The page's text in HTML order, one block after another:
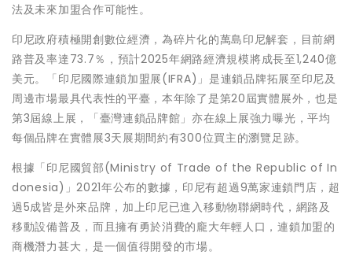
法及未來加盟合作可能性。
印尼政府積極開創數位經濟，為碎片化的萬島印尼解套，目前網
路普及率達73.7％，預計2025年網路經濟規模將成長至1,240億
美元。「印尼國際連鎖加盟展(IFRA)」是連鎖品牌拓展至印尼及
周邊市場最具代表性的平臺，本年除了是第20屆實體展外，也是
第3屆線上展，「臺灣連鎖品牌館」亦在線上展強力曝光，平均
每個品牌在實體展3天展期間約有300位買主的瀏覽足跡。
根據「印尼國貿部(Ministry of Trade of the Republic of In
donesia)」2021年公布的數據，印尼有超過9萬家連鎖門店，超
過5成皆是外來品牌，加上印尼已進入移動物聯網時代，網路及
移動設備普及，而且擁有勇於消費的龐大年輕人口，連鎖加盟的
商機潛力甚大，是一個值得開發的市場。